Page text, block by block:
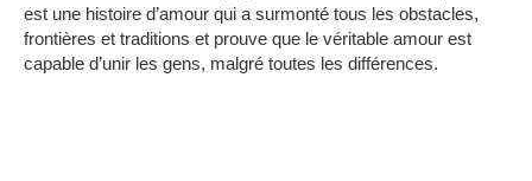
est une histoire d’amour qui a surmonté tous les obstacles,
frontières et traditions et prouve que le véritable amour est
capable d’unir les gens, malgré toutes les différences.